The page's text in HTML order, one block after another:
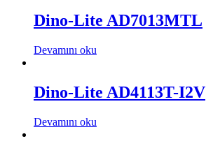
Dino-Lite AD7013MTL
Devamını oku
Dino-Lite AD4113T-I2V
Devamını oku